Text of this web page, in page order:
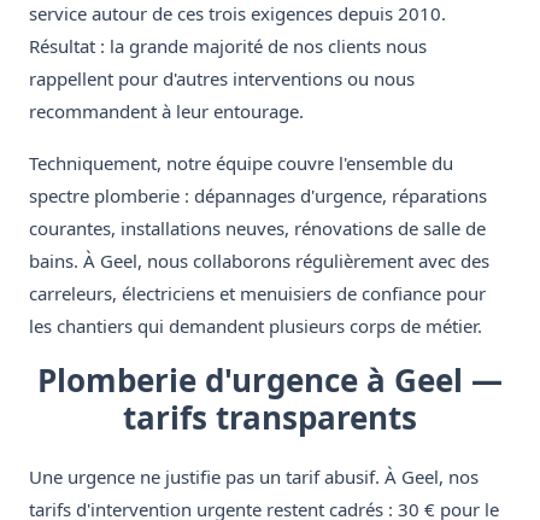
service autour de ces trois exigences depuis 2010.
Résultat : la grande majorité de nos clients nous
rappellent pour d'autres interventions ou nous
recommandent à leur entourage.
Techniquement, notre équipe couvre l'ensemble du
spectre plomberie : dépannages d'urgence, réparations
courantes, installations neuves, rénovations de salle de
bains. À Geel, nous collaborons régulièrement avec des
carreleurs, électriciens et menuisiers de confiance pour
les chantiers qui demandent plusieurs corps de métier.
Plomberie d'urgence à Geel —
tarifs transparents
Une urgence ne justifie pas un tarif abusif. À Geel, nos
tarifs d'intervention urgente restent cadrés : 30 € pour le